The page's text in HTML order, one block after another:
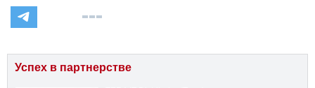
Успех в партнерстве